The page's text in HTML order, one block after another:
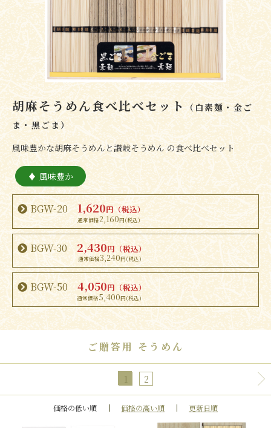
胡麻そうめん食べ比べセット
（白素麺・金ご
ま・黒ごま）
風味豊かな胡麻そうめんと讃岐そうめん の食べ比べセット
風味豊か
BGW-20 1,620円（税込）
2,160
BGW-30 2,430円（税込）
3,240
BGW-50 4,050円（税込）
5,400
ご贈答用 そうめん
1 2
価格の低い順 価格の高い順 更新日順